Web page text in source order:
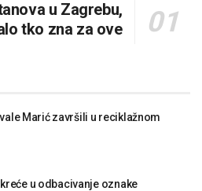
u Zagrebu,
tko zna za ove
Marić završili u reciklažnom
u odbacivanje oznake